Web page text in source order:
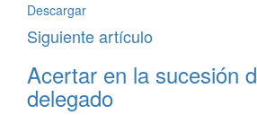
Descargar
Siguiente artículo
Acertar en la sucesión
delegado